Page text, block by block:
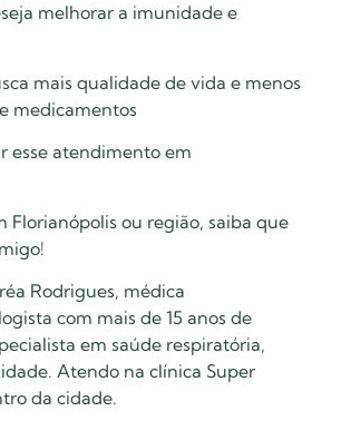
melhorar a imunidade e
mais qualidade de vida e menos
medicamentos
esse atendimento em
Florianópolis ou região, saiba que
Rodrigues, médica
com mais de 15 anos de
em saúde respiratória,
Atendo na clínica Super
da cidade.